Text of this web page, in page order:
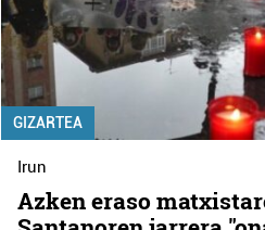
GIZARTEA
Irun
Azken eraso